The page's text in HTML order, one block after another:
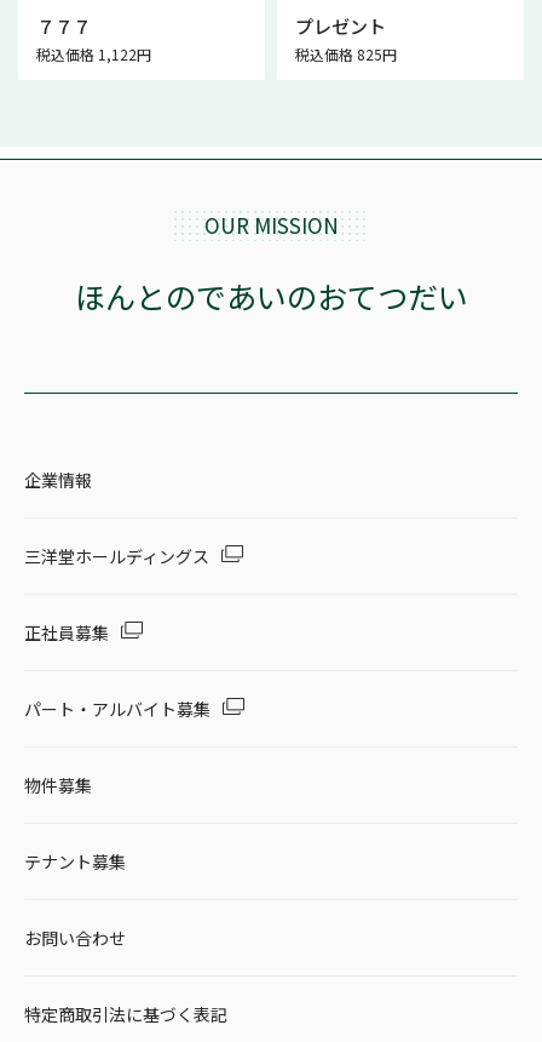
７７７
税込価格 1,122円
プレゼント
税込価格 825円
OUR MISSION
ほんとのであいのおてつだい
企業情報
三洋堂ホールディングス
正社員募集
パート・アルバイト募集
物件募集
テナント募集
お問い合わせ
特定商取引法に基づく表記